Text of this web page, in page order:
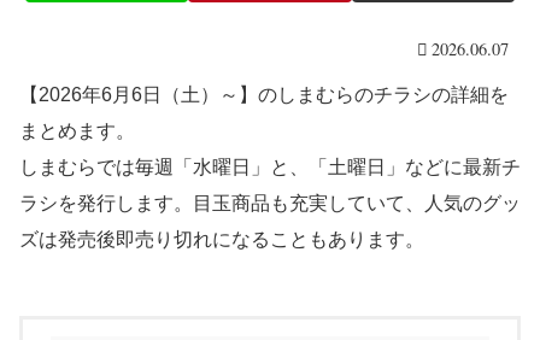
2026.06.07
【2026年6月6日（土）～】のしまむらのチラシの詳細を
まとめます。
しまむらでは毎週「水曜日」と、「土曜日」などに最新チ
ラシを発行します。目玉商品も充実していて、人気のグッ
ズは発売後即売り切れになることもあります。